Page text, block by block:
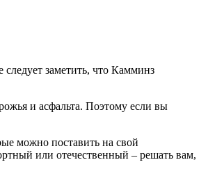
заметить, что Камминз
и асфальта. Поэтому если вы
можно поставить на свой
или отечественный – решать вам,